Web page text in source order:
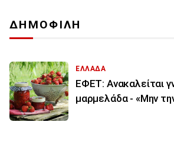
ΔΗΜΟΦΙΛΗ
ΕΛΛΑΔΑ
ΕΦΕΤ: Ανακαλείται
μαρμελάδα - «Μην